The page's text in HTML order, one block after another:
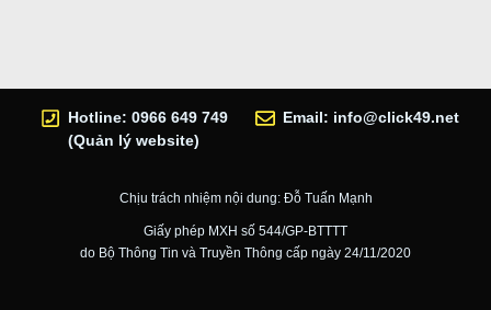
Hotline: 0966 649 749
(Quản lý website)
Email: info@click49.net
Chịu trách nhiệm nội dung: Đỗ Tuấn Mạnh
Giấy phép MXH số 544/GP-BTTTT
do Bộ Thông Tin và Truyền Thông cấp ngày 24/11/2020